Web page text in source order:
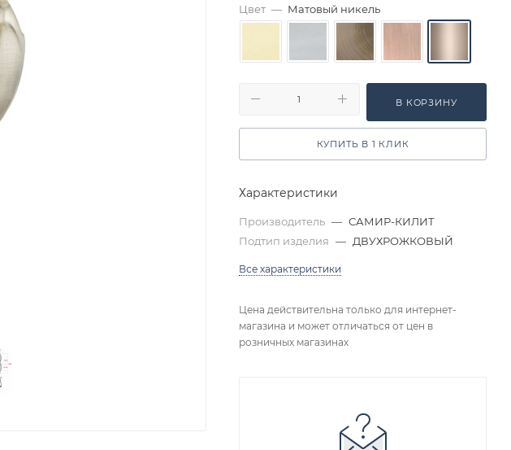
Цвет — Матовый никель
В КОРЗИНУ
КУПИТЬ В 1 КЛИК
Характеристики
Производитель — САМИР-КИЛИТ
Подтип изделия — ДВУХРОЖКОВЫЙ
Все характеристики
Цена действительна только для интернет-
магазина и может отличаться от цен в
розничных магазинах